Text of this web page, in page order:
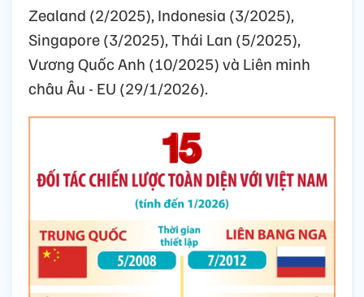
Zealand (2/2025), Indonesia (3/2025),
Singapore (3/2025), Thái Lan (5/2025),
Vương Quốc Anh (10/2025) và Liên minh
châu Âu - EU (29/1/2026).